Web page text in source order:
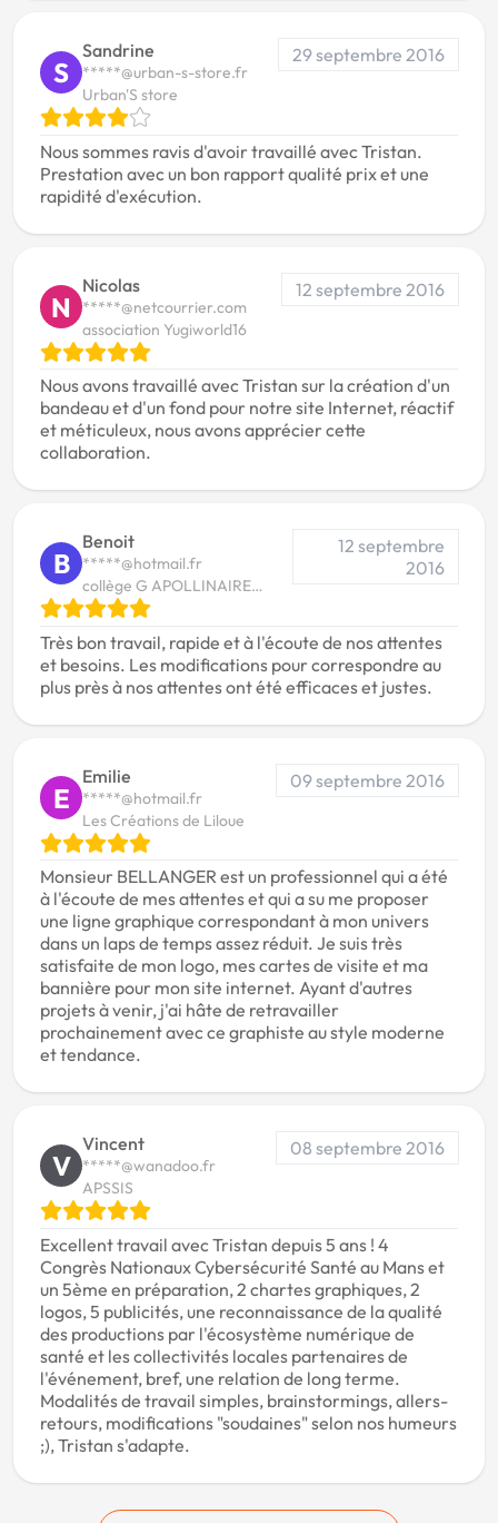
S
Sandrine
*****@urban-s-store.fr
Urban'S store
29 septembre 2016
Nous sommes ravis d'avoir travaillé avec Tristan.
Prestation avec un bon rapport qualité prix et une
rapidité d'exécution.
N
Nicolas
*****@netcourrier.com
association Yugiworld16
12 septembre 2016
Nous avons travaillé avec Tristan sur la création d'un
bandeau et d'un fond pour notre site Internet, réactif
et méticuleux, nous avons apprécier cette
collaboration.
B
Benoit
*****@hotmail.fr
collège G APOLLINAIRE
Bouloire
12 septembre
2016
Très bon travail, rapide et à l'écoute de nos attentes
et besoins. Les modifications pour correspondre au
plus près à nos attentes ont été efficaces et justes.
E
Emilie
*****@hotmail.fr
Les Créations de Liloue
09 septembre 2016
Monsieur BELLANGER est un professionnel qui a été
à l'écoute de mes attentes et qui a su me proposer
une ligne graphique correspondant à mon univers
dans un laps de temps assez réduit. Je suis très
satisfaite de mon logo, mes cartes de visite et ma
bannière pour mon site internet. Ayant d'autres
projets à venir, j'ai hâte de retravailler
prochainement avec ce graphiste au style moderne
et tendance.
V
Vincent
*****@wanadoo.fr
APSSIS
08 septembre 2016
Excellent travail avec Tristan depuis 5 ans ! 4
Congrès Nationaux Cybersécurité Santé au Mans et
un 5ème en préparation, 2 chartes graphiques, 2
logos, 5 publicités, une reconnaissance de la qualité
des productions par l'écosystème numérique de
santé et les collectivités locales partenaires de
l'événement, bref, une relation de long terme.
Modalités de travail simples, brainstormings, allers-
retours, modifications "soudaines" selon nos humeurs
;), Tristan s'adapte.